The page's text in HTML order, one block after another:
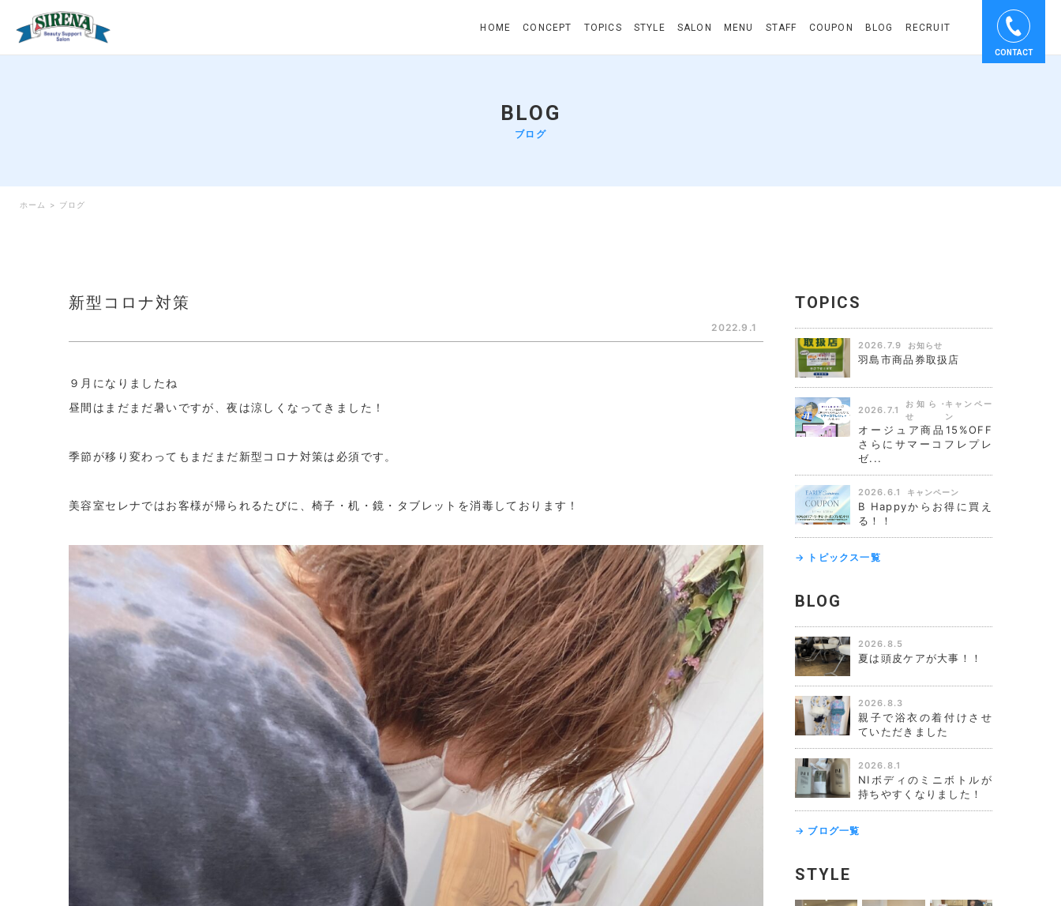
HOME CONCEPT TOPICS STYLE SALON MENU STAFF COUPON BLOG RECRUIT
CONTACT
BLOG
ブログ
ホーム > ブログ
新型コロナ対策
2022.9.1
９月になりましたね
昼間はまだまだ暑いですが、夜は涼しくなってきました！
季節が移り変わってもまだまだ新型コロナ対策は必須です。
美容室セレナではお客様が帰られるたびに、椅子・机・鏡・タブレットを消毒しております！
TOPICS
2026.7.9 お知らせ
羽島市商品券取扱店
2026.7.1
お知ら
せ
キャンペー
ン
オージュア商品15%OFF
さらにサマーコフレプレ
ゼ...
2026.6.1 キャンペーン
B Happyからお得に買え
る！！
→ トピックス一覧
BLOG
2026.8.5
夏は頭皮ケアが大事！！
2026.8.3
親子で浴衣の着付けさせ
ていただきました
2026.8.1
NIボディのミニボトルが
持ちやすくなりました！
→ ブログ一覧
STYLE